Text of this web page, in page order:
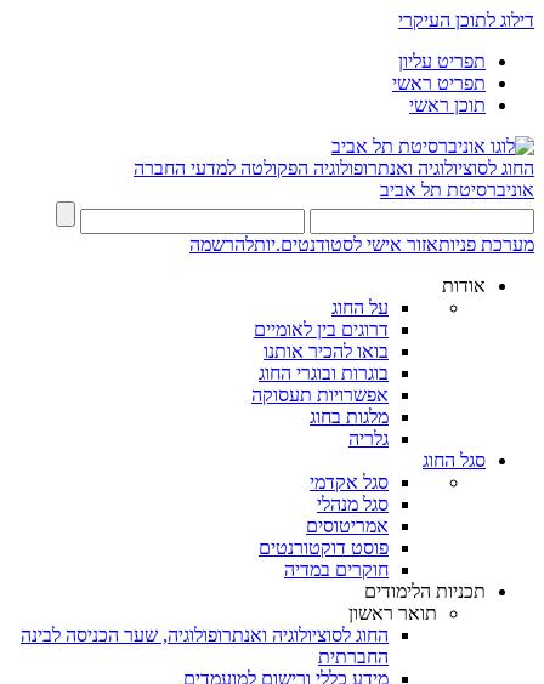
דילוג לתוכן העיקרי
תפריט עליון
תפריט ראשי
תוכן ראשי
החוג לסוציולוגיה ואנתרופולוגיה הפקולטה למדעי החברה
אוניברסיטת תל אביב
מערכת פניותאזור אישי לסטודנטים.יותלהרשמה
אודות
על החוג
דרוגים בין לאומיים
בואו להכיר אותנו
בוגרות ובוגרי החוג
אפשרויות תעסוקה
מלגות בחוג
גלריה
סגל החוג
סגל אקדמי
סגל מנהלי
אמריטוסים
פוסט דוקטורנטים
חוקרים במדיה
תכניות הלימודים
תואר ראשון
החוג לסוציולוגיה ואנתרופולוגיה, שער הכניסה לבינה
החברתית
מידע כללי ורישום למועמדים